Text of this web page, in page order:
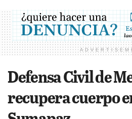
Defensa Civil de
recupera cuerpo